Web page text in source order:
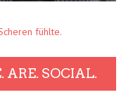
fühlte.
SOCIAL.